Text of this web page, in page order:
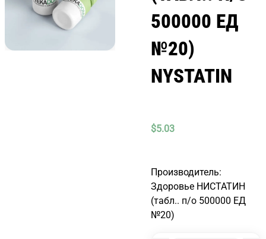
500000 ЕД
№20)
NYSTATIN
$5.03
Производитель:
Здоровье НИСТАТИН
(табл.. п/о 500000 ЕД
№20)